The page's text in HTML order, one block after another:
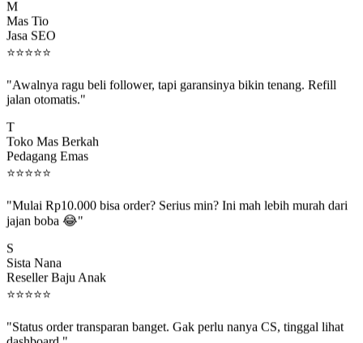
Mas Tio
Jasa SEO
⭐⭐⭐⭐⭐
jalan otomatis."
Toko Mas Berkah
Pedagang Emas
⭐⭐⭐⭐⭐
jajan boba 😂"
Sista Nana
Reseller Baju Anak
⭐⭐⭐⭐⭐
dashboard."